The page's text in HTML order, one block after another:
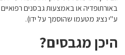
באורתופדיה או באמצעות גבסנים רפואיים
ע"י נציג מטעמו שהוסמך על ידו).
היכן מגבסים?